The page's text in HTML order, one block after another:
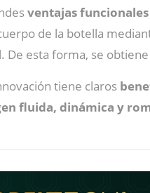
ventajas
de la botella
. De esta forma, se
tiene claros
fluida, dinámica y